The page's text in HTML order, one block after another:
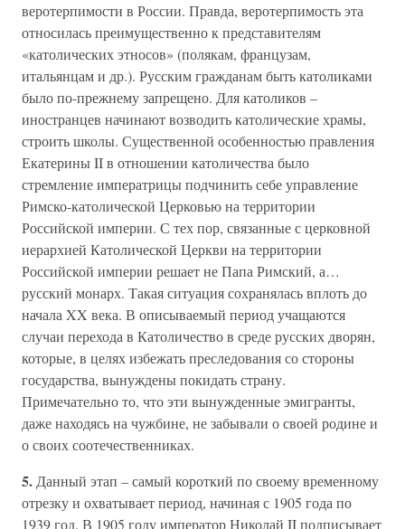
веротерпимости в России. Правда, веротерпимость эта
относилась преимущественно к представителям
«католических этносов» (полякам, французам,
итальянцам и др.). Русским гражданам быть католиками
было по-прежнему запрещено. Для католиков –
иностранцев начинают возводить католические храмы,
строить школы. Существенной особенностью правления
Екатерины II в отношении католичества было
стремление императрицы подчинить себе управление
Римско-католической Церковью на территории
Российской империи. С тех пор, связанные с церковной
иерархией Католической Церкви на территории
Российской империи решает не Папа Римский, а…
русский монарх. Такая ситуация сохранялась вплоть до
начала XX века. В описываемый период учащаются
случаи перехода в Католичество в среде русских дворян,
которые, в целях избежать преследования со стороны
государства, вынуждены покидать страну.
Примечательно то, что эти вынужденные эмигранты,
даже находясь на чужбине, не забывали о своей родине и
о своих соотечественниках.
5. Данный этап – самый короткий по своему временному
отрезку и охватывает период, начиная с 1905 года по
1939 год. В 1905 году император Николай II подписывает